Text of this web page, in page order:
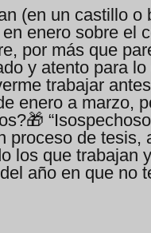
(en un castillo o
enero sobre el
por más que
y atento para
trabajar
enero a marzo,
proceso de tesis,
los que trabajan
año en que no